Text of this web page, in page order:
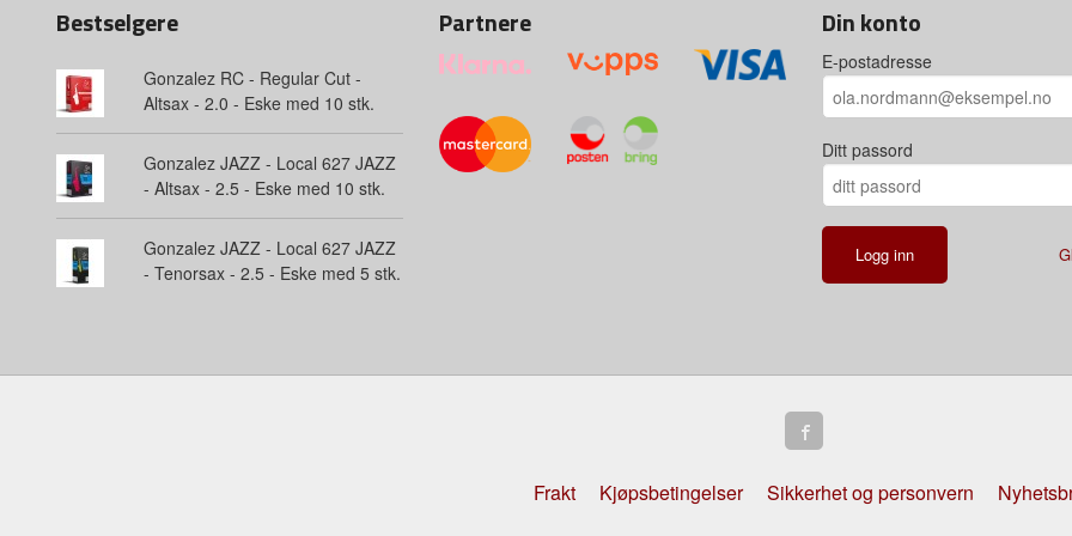
Bestselgere
Gonzalez RC - Regular Cut -
Altsax - 2.0 - Eske med 10 stk.
Gonzalez JAZZ - Local 627 JAZZ
- Altsax - 2.5 - Eske med 10 stk.
Gonzalez JAZZ - Local 627 JAZZ
- Tenorsax - 2.5 - Eske med 5 stk.
Partnere Din konto
E-postadresse
Ditt passord
Frakt Kjøpsbetingelser Sikkerhet og personvern